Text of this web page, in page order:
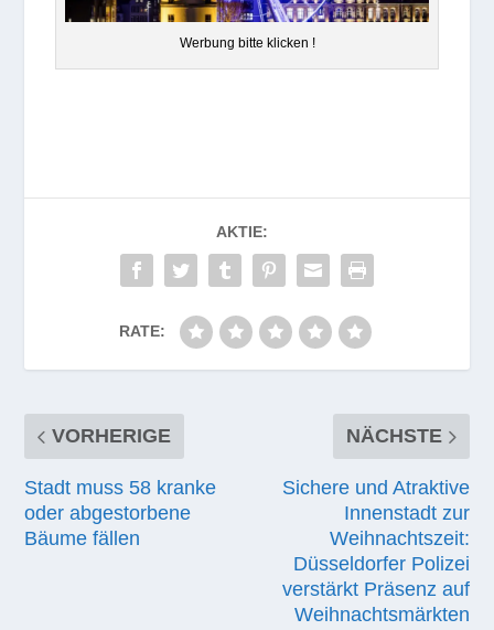
Wer­bung bitte klicken !
AKTIE:
RATE:
VORHERIGE
Stadt muss 58 kranke
oder abgestorbene
Bäume fällen
NÄCHSTE
Sichere und Atraktive
Innenstadt zur
Weihnachtszeit:
Düsseldorfer Polizei
verstärkt Präsenz auf
Weihnachtsmärkten